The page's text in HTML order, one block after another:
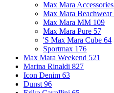
Max Mara Accessories
Max Mara Beachwear
Max Mara MM 109
Max Mara Pure 57
'S Max Mara Cube 64
Sportmax 176
Max Mara Weekend 521
Marina Rinaldi 827
Icon Denim 63
Dunst 96